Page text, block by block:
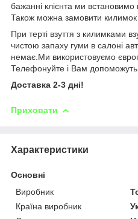
бажанні клієнта ми встановимо
Також можна замовити килимок
При терті взуття з килимками
чистою запаху гуми в салоні
немає.Ми використовуємо
Телефонуйте і Вам допоможуть
Доставка 2-3 дні!
Приховати
Характеристики
Основні
Виробник
Країна виробник